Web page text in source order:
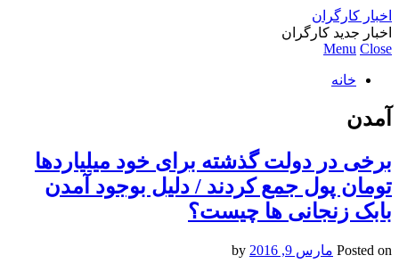
اخبار کارگران
اخبار جدید کارگران
Menu Close
خانه
آمدن
برخی در دولت گذشته برای خود میلیاردها
تومان پول جمع کردند / دلیل بوجود آمدن
بابک زنجانی ها چیست؟
Posted on مارس 9, 2016